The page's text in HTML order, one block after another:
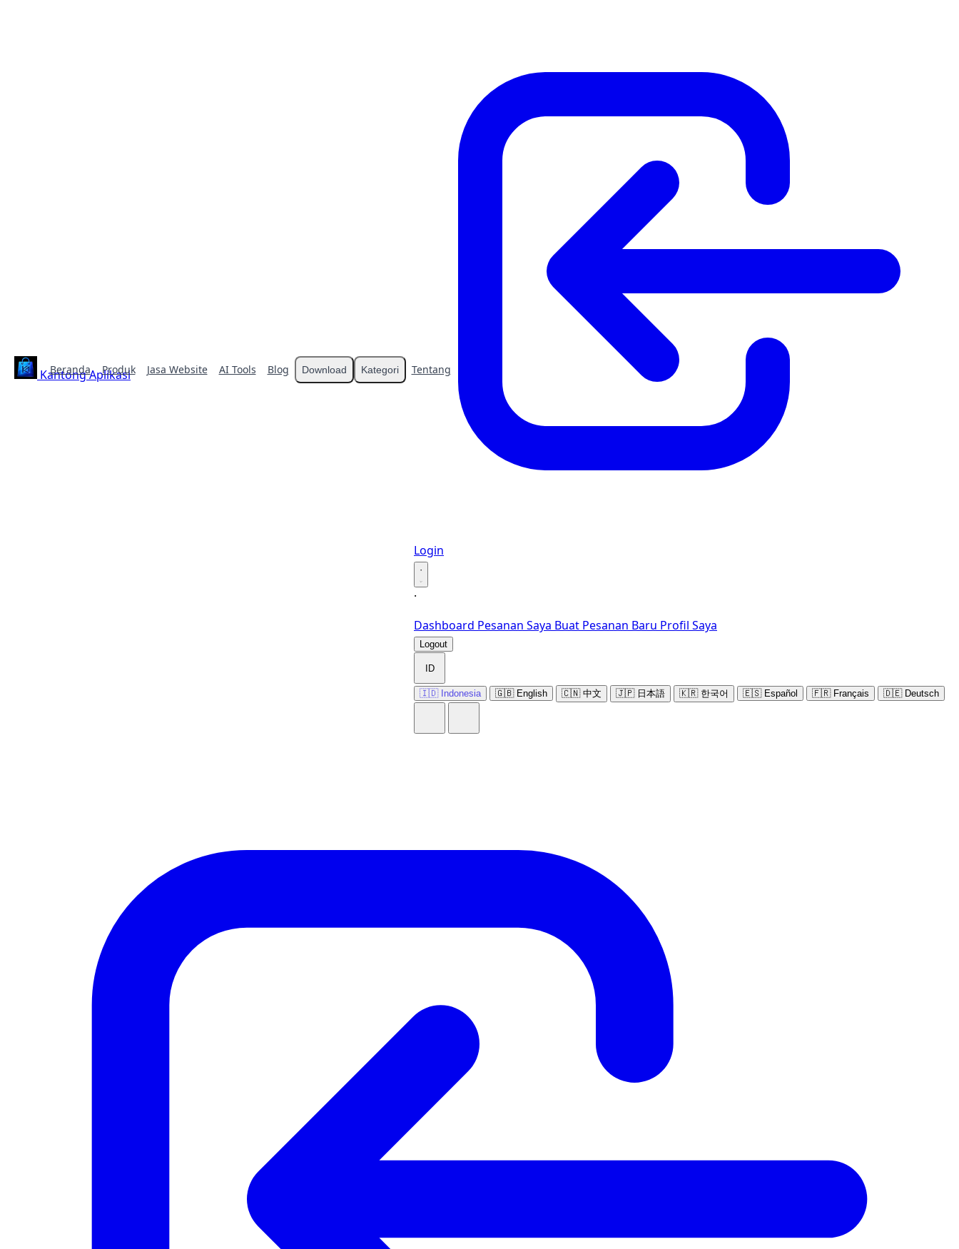
Kantong Aplikasi
Beranda Produk Jasa Website AI Tools Blog Download Kategori Tentang
Login
·
·
Dashboard Pesanan Saya Buat Pesanan Baru Profil Saya
Logout
ID
🇮🇩 Indonesia 🇬🇧 English 🇨🇳 中文 🇯🇵 日本語 🇰🇷 한국어 🇪🇸 Español 🇫🇷 Français 🇩🇪 Deutsch